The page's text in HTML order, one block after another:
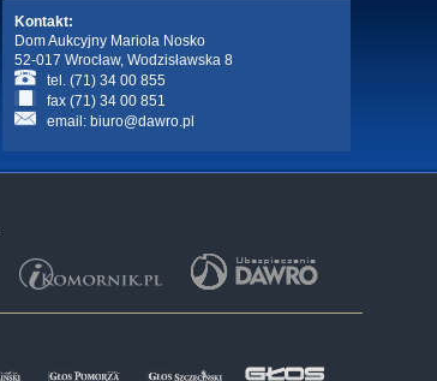
Kontakt:
Dom Aukcyjny Mariola Nosko
52-017 Wrocław, Wodzisławska 8
tel. (71) 34 00 855
fax (71) 34 00 851
email: biuro@dawro.pl